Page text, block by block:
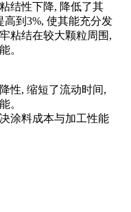
结性下降, 降低了其
到3%, 使其能充分发
粘结在较大颗粒周围,
。
性, 缩短了流动时间,
。
涂料成本与加工性能